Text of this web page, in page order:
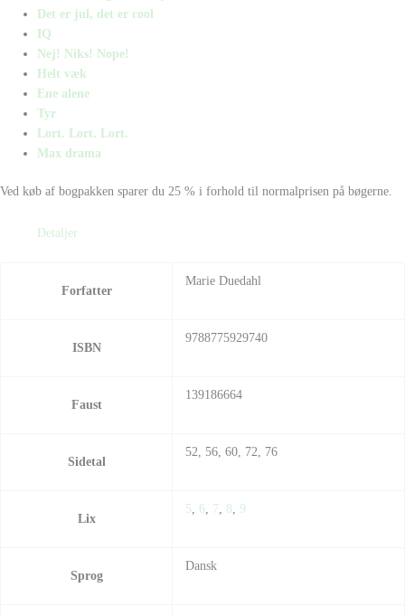
Det er jul, det er cool
IQ
Nej! Niks! Nope!
Helt væk
Ene alene
Tyr
Lort. Lort. Lort.
Max drama
Ved køb af bogpakken sparer du 25 % i forhold til normalprisen på bøgerne.
Detaljer
Forfatter
Marie Duedahl
ISBN
9788775929740
Faust
139186664
Sidetal
52, 56, 60, 72, 76
Lix
5 6 7 8 9
Sprog
Dansk